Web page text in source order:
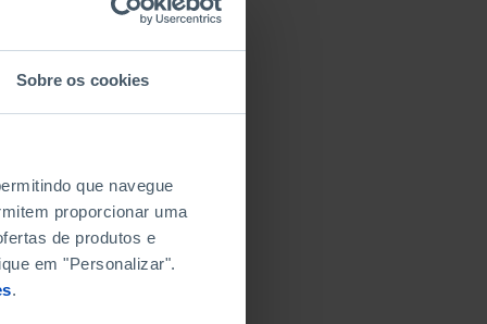
Sobre os cookies
que navegue
proporcionar uma
de produtos e
em "Personalizar".
.